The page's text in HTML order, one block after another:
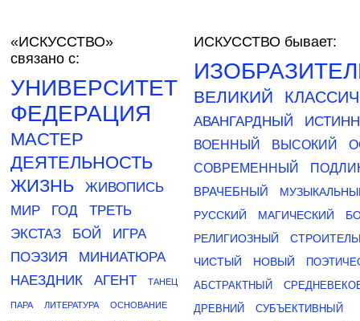
«ИСКУССТВО»
связано с:
УНИВЕРСИТЕТ
ФЕДЕРАЦИЯ
МАСТЕР
ДЕЯТЕЛЬНОСТЬ
ЖИЗНЬ
ЖИВОПИСЬ
МИР
ГОД
ТРЕТЬ
ЭКСТАЗ
БОЙ
ИГРА
ПОЭЗИЯ
МИНИАТЮРА
НАЕЗДНИК
АГЕНТ ТАНЕЦ
ПАРА ЛИТЕРАТУРА ОСНОВАНИЕ
ИСКУССТВО бывает:
ВЕЛИКИЙ
АВАНГАРДНЫЙ
ВОЕННЫЙ ВЫСОКИЙ
СОВРЕМЕННЫЙ
ВРАЧЕБНЫЙ
РУССКИЙ
МАГИЧЕСКИЙ
РЕЛИГИОЗНЫЙ
ЧИСТЫЙ
НОВЫЙ
АБСТРАКТНЫЙ
ДРЕВНИЙ
СУБЪЕКТИВНЫЙ